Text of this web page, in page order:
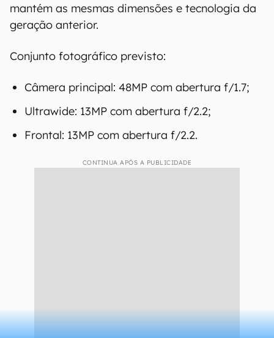
mantém as mesmas dimensões e tecnologia da
geração anterior.
Conjunto fotográfico previsto:
Câmera principal: 48MP com abertura f/1.7;
Ultrawide: 13MP com abertura f/2.2;
Frontal: 13MP com abertura f/2.2.
CONTINUA APÓS A PUBLICIDADE